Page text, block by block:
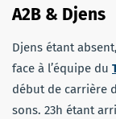
A2B & Djens
Djens étant
face à l’équipe du
début de carrière
sons. 23h étant